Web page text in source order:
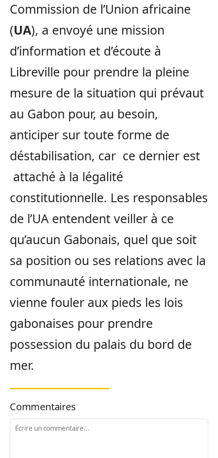
Commission de l’Union africaine
(UA), a envoyé une mission
d’information et d’écoute à
Libreville pour prendre la pleine
mesure de la situation qui prévaut
au Gabon pour, au besoin,
anticiper sur toute forme de
déstabilisation, car ce dernier est
attaché à la légalité
constitutionnelle. Les responsables
de l’UA entendent veiller à ce
qu’aucun Gabonais, quel que soit
sa position ou ses relations avec la
communauté internationale, ne
vienne fouler aux pieds les lois
gabonaises pour prendre
possession du palais du bord de
mer.
Commentaires